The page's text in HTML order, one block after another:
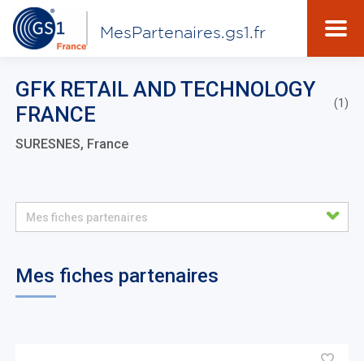
MesPartenaires.gs1.fr
GFK RETAIL AND TECHNOLOGY
FRANCE
(1)
SURESNES, France
Mes fiches partenaires
Mes fiches partenaires